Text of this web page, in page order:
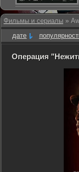
Фильмы и сериалы »
дате
Операция